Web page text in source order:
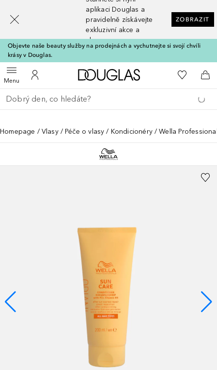
aplikaci Douglas a
pravidelně získávejte
exkluzivní akce a
slevy
ZOBRAZIT
Objevte naše beauty služby na prodejnách a vychutnejte si svojí chvíli
krásy v Douglas.
MenuOtevřít menuK mému účtu
Domů K mému
Do
Vraťte se
Proveďte vyhledávání
Homepage Vlasy Péče o vlasy Kondicionéry Wella
[navigation.slideout.screenreader]